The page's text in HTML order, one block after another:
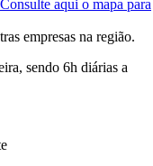
Consulte aqui o mapa para
empresas na região.
sendo 6h diárias a